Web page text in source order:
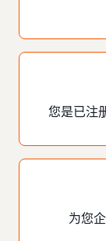
您是已注
为您